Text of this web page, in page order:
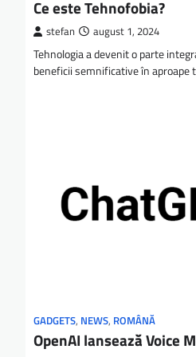
Ce este Tehnofobia?
stefan august 1, 2024
Tehnologia a devenit o parte
beneficii semnificative în
GADGETS, NEWS, ROMÂNĂ
OpenAI lansează Voice